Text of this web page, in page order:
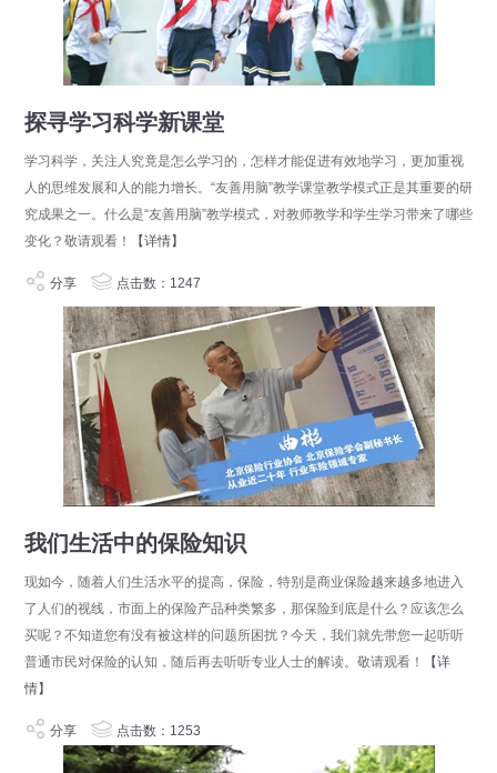
探寻学习科学新课堂
学习科学，关注人究竟是怎么学习的，怎样才能促进有效地学习，更加重视
人的思维发展和人的能力增长。“友善用脑”教学课堂教学模式正是其重要的研
究成果之一。什么是“友善用脑”教学模式，对教师教学和学生学习带来了哪些
变化？敬请观看！
【详情】
分享 点击数：1247
我们生活中的保险知识
现如今，随着人们生活水平的提高，保险，特别是商业保险越来越多地进入
了人们的视线，市面上的保险产品种类繁多，那保险到底是什么？应该怎么
买呢？不知道您有没有被这样的问题所困扰？今天，我们就先带您一起听听
普通市民对保险的认知，随后再去听听专业人士的解读。敬请观看！
【详
情】
分享 点击数：1253